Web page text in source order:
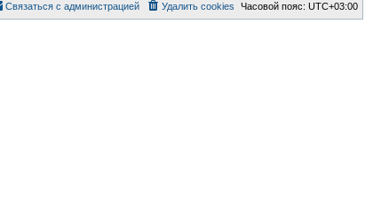
Часовой пояс: UTC+03:00
Удалить cookies
Связаться с администрацией